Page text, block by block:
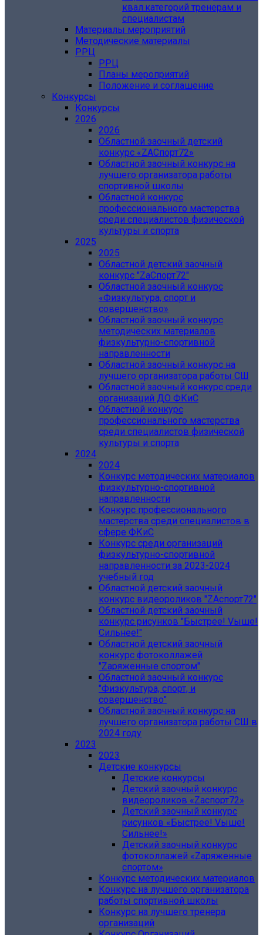
квал.категорий тренерам и
специалистам
Материалы мероприятий
Методические материалы
РРЦ
РРЦ
Планы мероприятий
Положение и соглашение
Конкурсы
Конкурсы
2026
2026
Областной заочный детский
конкурс «ZAСпорт72»
Областной заочный конкурс на
лучшего организатора работы
спортивной школы
Областной конкурс
профессионального мастерства
среди специалистов физической
культуры и спорта
2025
2025
Областной детский заочный
конкурс "ZаСпорт72"
Областной заочный конкурс
«Физкультура, спорт и
совершенство»
Областной заочный конкурс
методических материалов
физкультурно-спортивной
направленности
Областной заочный конкурс на
лучшего организатора работы СШ
Областной заочный конкурс среди
организаций ДО ФКиС
Областной конкурс
профессионального мастерства
среди специалистов физической
культуры и спорта
2024
2024
Конкурс методических материалов
физкультурно-спортивной
направленности
Конкурс профессионального
мастерства среди специалистов в
сфере ФКиС
Конкурс среди организаций
физкультурно-спортивной
направленности за 2023-2024
учебный год
Областной детский заочный
конкурс видеороликов "ZАспорт72"
Областной детский заочный
конкурс рисунков "Быстрее! Vыше!
Сильнее!"
Областной детский заочный
конкурс фотоколлажей
"Zаряженные спортом"
Областной заочный конкурс
"Физкультура, спорт, и
совершенство"
Областной заочный конкурс на
лучшего организатора работы СШ в
2024 году
2023
2023
Детские конкурсы
Детские конкурсы
Детский заочный конкурс
видеороликов «Zаспорт72»
Детский заочный конкурс
рисунков «Быстрее! Vыше!
Сильнее!»
Детский заочный конкурс
фотоколлажей «Zаряженные
спортом»
Конкурс методических материалов
Конкурс на лучшего организатора
работы спортивной школы
Конкурс на лучшего тренера
организаций